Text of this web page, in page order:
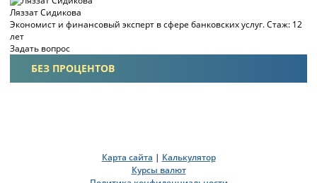
Ляззат Сидикова
Экономист и финансовый эксперт в сфере банковских услуг. Стаж: 12
лет
Задать вопрос
БЕЗ ПРОЦЕНТОВ
Карта сайта | Калькулятор
Курсы валют